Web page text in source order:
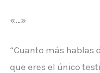
«…»
“Cuanto más hablas
que eres el único